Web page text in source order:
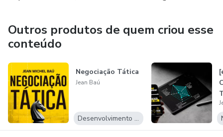
Outros produtos de quem criou esse
conteúdo
Negociação Tática
Jean Baú
Desenvolvimento Pessoal